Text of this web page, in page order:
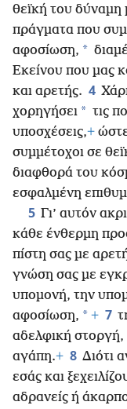
θεϊκή του δύναμη
πράγματα που
αφοσίωση, *
Εκείνου που μας
και αρετής. 4
χορηγήσει * τις
υποσχέσεις,+
συμμέτοχοι σε
διαφθορά του
εσφαλμένη
5 Γι’ αυτόν
κάθε ένθερμη
πίστη σας με
γνώση σας με
υπομονή, την
αφοσίωση, * + 7
αδελφική
αγάπη.+ 8 Διότι
εσάς και
αδρανείς ή